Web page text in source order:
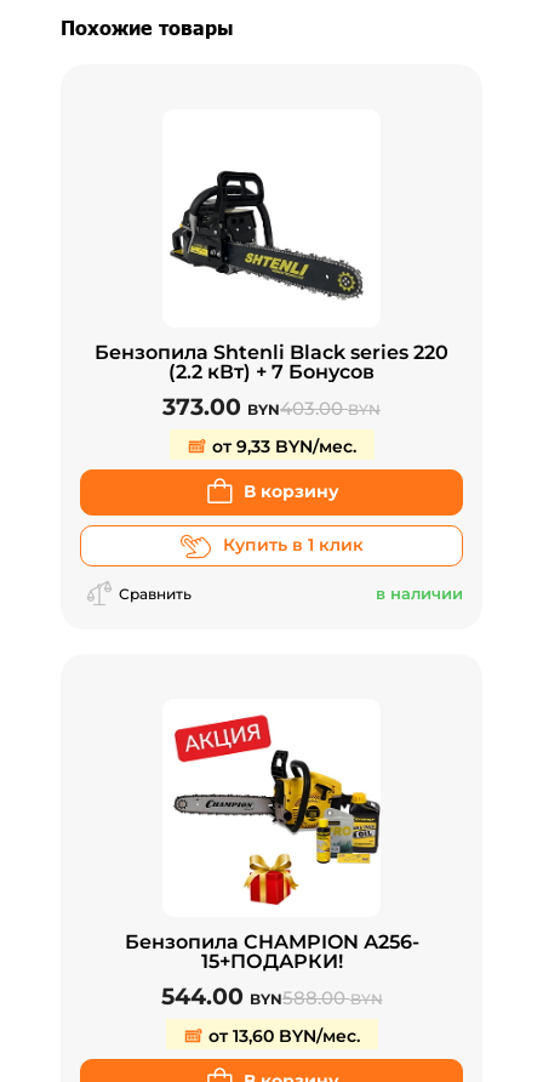
Похожие товары
Бензопила Shtenli Black series 220
(2.2 кВт) + 7 Бонусов
373.00 BYN403.00BYN
от 9,33 BYN/мес.
В корзину
Купить в 1 клик
Сравнить в наличии
Бензопила CHAMPION А256-
15+ПОДАРКИ!
544.00 BYN588.00BYN
от 13,60 BYN/мес.